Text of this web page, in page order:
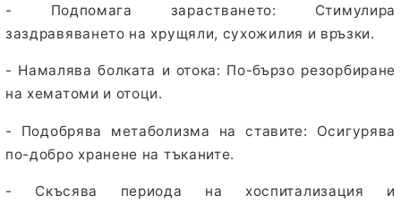
- Подпомага зарастването: Стимулира
заздравяването на хрущяли, сухожилия и връзки.
- Намалява болката и отока: По-бързо резорбиране
на хематоми и отоци.
- Подобрява метаболизма на ставите: Осигурява
по-добро хранене на тъканите.
- Скъсява периода на хоспитализация и